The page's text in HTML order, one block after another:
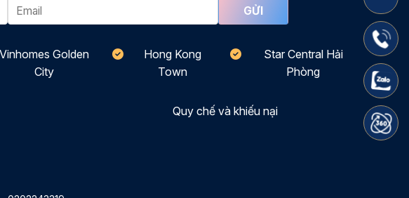
Vinhomes Golden
City
Hong Kong
Town
Star Central Hải
Phòng
Quy chế và khiếu nại